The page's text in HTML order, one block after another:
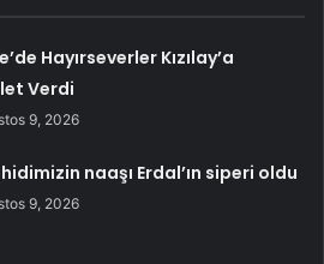
Hayırseverler Kızılay’a
Verdi
9, 2026
naaşı Erdal’ın siperi oldu
9, 2026